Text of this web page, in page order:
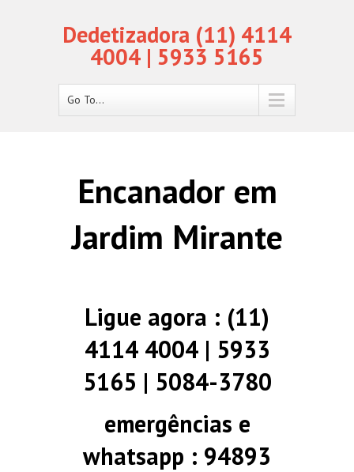
Dedetizadora (11) 4114
4004 | 5933 5165
Go To...
Encanador em
Jardim Mirante
Ligue agora : (11)
4114 4004 | 5933
5165 | 5084-3780
emergências e
whatsapp : 94893